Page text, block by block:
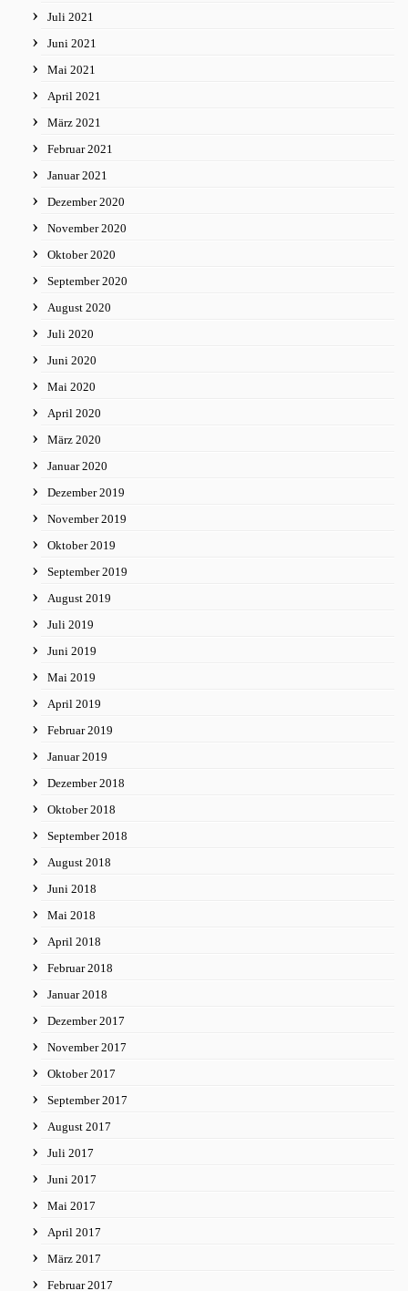
Juli 2021
Juni 2021
Mai 2021
April 2021
März 2021
Februar 2021
Januar 2021
Dezember 2020
November 2020
Oktober 2020
September 2020
August 2020
Juli 2020
Juni 2020
Mai 2020
April 2020
März 2020
Januar 2020
Dezember 2019
November 2019
Oktober 2019
September 2019
August 2019
Juli 2019
Juni 2019
Mai 2019
April 2019
Februar 2019
Januar 2019
Dezember 2018
Oktober 2018
September 2018
August 2018
Juni 2018
Mai 2018
April 2018
Februar 2018
Januar 2018
Dezember 2017
November 2017
Oktober 2017
September 2017
August 2017
Juli 2017
Juni 2017
Mai 2017
April 2017
März 2017
Februar 2017